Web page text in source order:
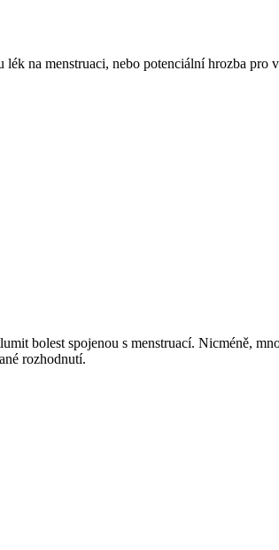
na menstruaci, nebo potenciální hrozba pro
bolest spojenou s menstruací. Nicméně,
rozhodnutí.